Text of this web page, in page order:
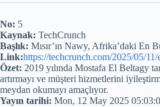
No: 5
Kaynak: TechCrunch
Başlık: Mısır’ın Nawy, Afrika’daki En
Link:https://techcrunch.com/2025/05/
Özet: 2019 yılında Mostafa El Beltagy
artırmayı ve müşteri hizmetlerini
meydan okumayı amaçlıyor.
Yayın tarihi: Mon, 12 May 2025